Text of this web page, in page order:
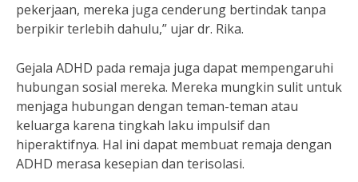
pekerjaan, mereka juga cenderung bertindak tanpa
berpikir terlebih dahulu,” ujar dr. Rika.
Gejala ADHD pada remaja juga dapat mempengaruhi
hubungan sosial mereka. Mereka mungkin sulit untuk
menjaga hubungan dengan teman-teman atau
keluarga karena tingkah laku impulsif dan
hiperaktifnya. Hal ini dapat membuat remaja dengan
ADHD merasa kesepian dan terisolasi.